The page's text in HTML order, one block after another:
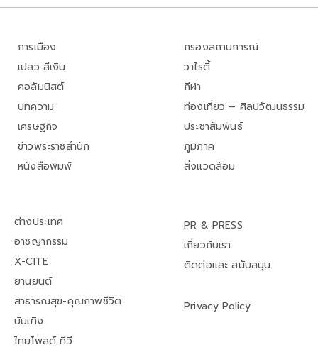
การเมือง
เปลว สีเงิน
คอลัมนิสต์
บทความ
เศรษฐกิจ
ข่าวพระราชสำนัก
หนังสือพิมพ์
กรองสถานการณ์
วาไรตี้
กีฬา
ท่องเที่ยว – ศิลปวัฒนธรรม
ประชาสัมพันธ์
ภูมิภาค
สิ่งแวดล้อม
ต่างประเทศ
อาชญากรรม
X-CITE
ยานยนต์
สาธารณสุข-คุณภาพชีวิต
บันเทิง
ไทยโพสต์ ทีวี
PR & PRESS
เกี่ยวกับเรา
ติดต่อและ สนับสนุน
Privacy Policy